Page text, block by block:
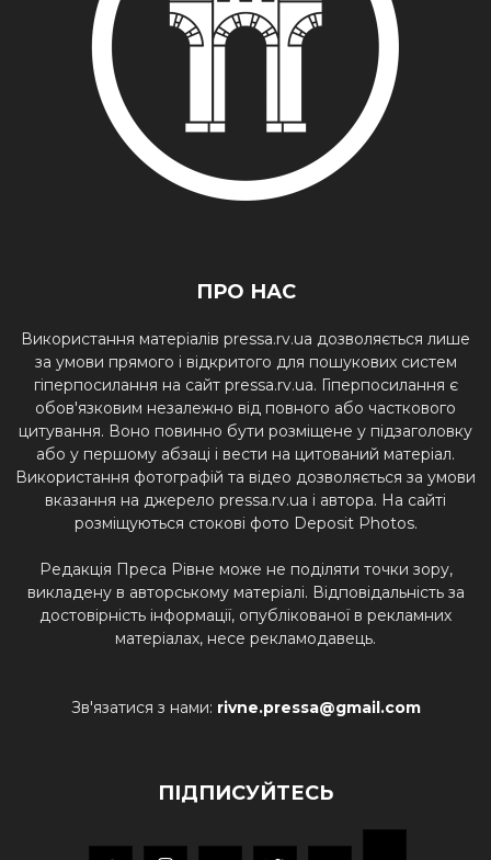
ПРО НАС
Використання матеріалів pressa.rv.ua дозволяється лише
за умови прямого і відкритого для пошукових систем
гіперпосилання на сайт pressa.rv.ua. Гіперпосилання є
обов'язковим незалежно від повного або часткового
цитування. Воно повинно бути розміщене у підзаголовку
або у першому абзаці і вести на цитований матеріал.
Використання фотографій та відео дозволяється за умови
вказання на джерело pressa.rv.ua і автора. На сайті
розміщуються стокові фото Deposit Photos.
Редакція Преса Рівне може не поділяти точки зору,
викладену в авторському матеріалі. Відповідальність за
достовірність інформації, опублікованої в рекламних
матеріалах, несе рекламодавець.
Зв'язатися з нами: rivne.pressa@gmail.com
ПІДПИСУЙТЕСЬ